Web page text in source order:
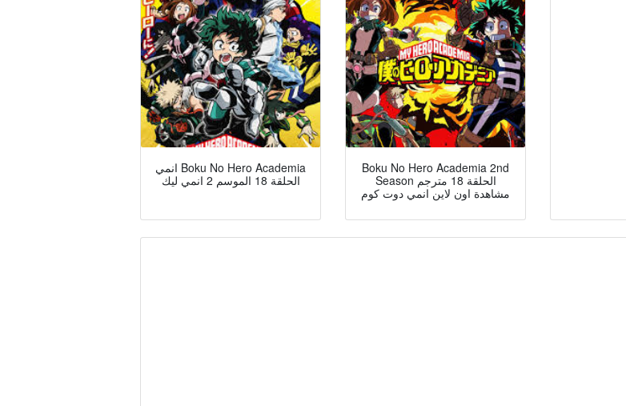
انمي Boku No Hero Academia
الحلقة 18 الموسم 2 انمي ليك
Boku No Hero Academia 2nd
Season الحلقة 18 مترجم
مشاهدة اون لاين انمي دوت كوم